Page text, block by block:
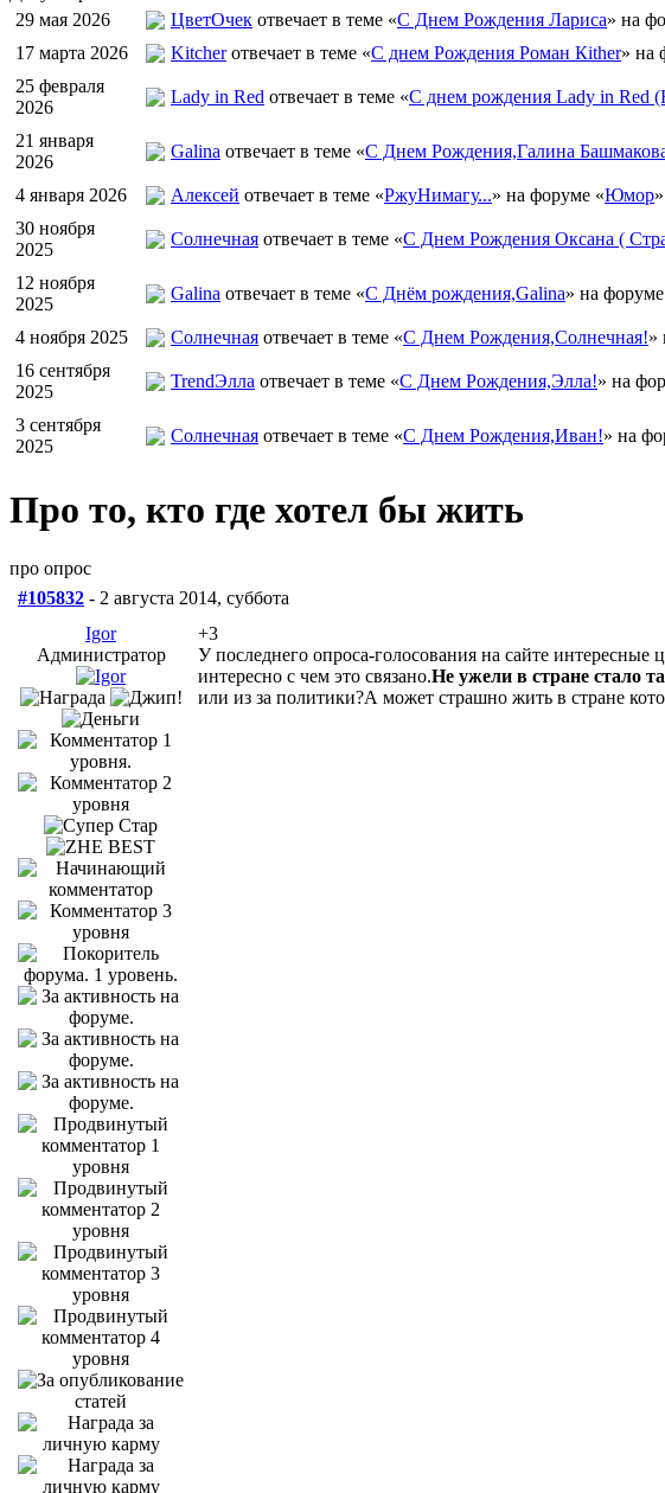
29 мая 2026
ЦветOчек отвечает в теме «С Днем Рождения Лариса» на
17 марта 2026
Kitcherотвечает в теме «С днем Рождения Роман Кither» на
25 февраля
2026
Lady in Red отвечает в теме «С днем рождения Lady in Red
21 января
2026
Galina отвечает в теме «С Днем Рождения,Галина
4 января 2026 Алексей отвечает в теме «РжуНимагу...» на форуме «Юмор»
30 ноября
2025
Солнечная отвечает в теме «С Днем Рождения Оксана (
12 ноября
2025
Galina отвечает в теме «С Днём рождения,Galina» на
4 ноября 2025 Солнечная отвечает в теме «С Днем Рождения,Солнечная!»
16 сентября
2025
TrendЭлла отвечает в теме «С Днем Рождения,Элла!» на
3 сентября
2025
Солнечная отвечает в теме «С Днем Рождения,Иван!» на
Про то, кто где хотел бы жить
про опрос
#105832 - 2 августа 2014, суббота
Igor
Администратор
+3
У последнего опроса-голосования на сайте
интересно с чем это связано.Не ужели в стране стало
или из за политики?А может страшно жить в стране